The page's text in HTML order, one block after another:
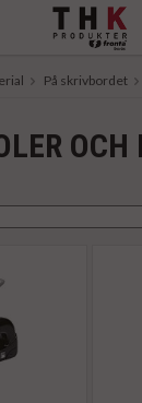
På skrivbordet
OCH